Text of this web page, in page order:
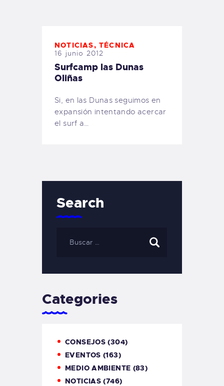
NOTICIAS,TÉCNICA
16 junio 2012
Surfcamp las Dunas
Oliñas
Si, en las Dunas seguimos en
expansión intentando acercar
el surf a…
Search
Categories
CONSEJOS (304)
EVENTOS (163)
MEDIO AMBIENTE (83)
NOTICIAS (746)